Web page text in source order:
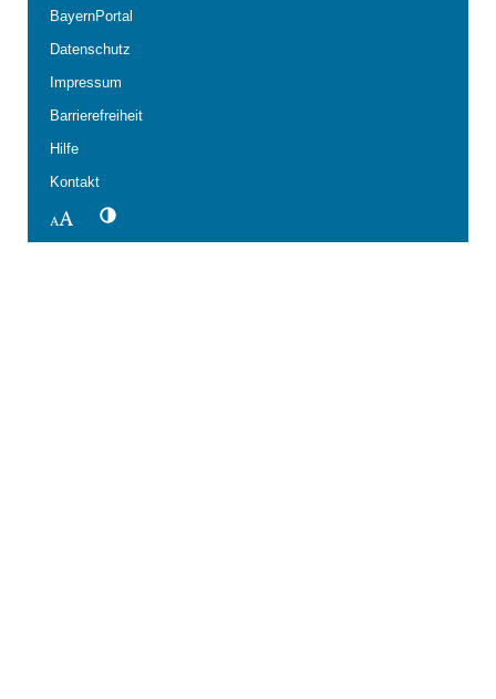
BayernPortal
Datenschutz
Impressum
Barrierefreiheit
Hilfe
Kontakt
SchriftgrößeKontrastwechsel